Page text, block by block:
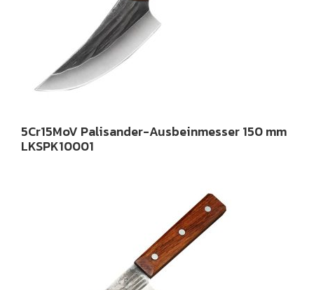
5Cr15MoV Palisander-Ausbeinmesser 150 mm
LKSPK10001